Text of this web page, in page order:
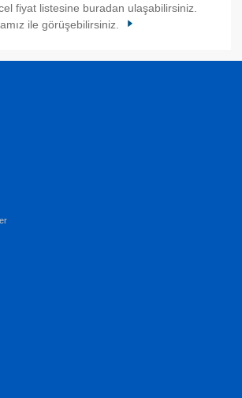
fiyat listesine buradan ulaşabilirsiniz.
ile görüşebilirsiniz.